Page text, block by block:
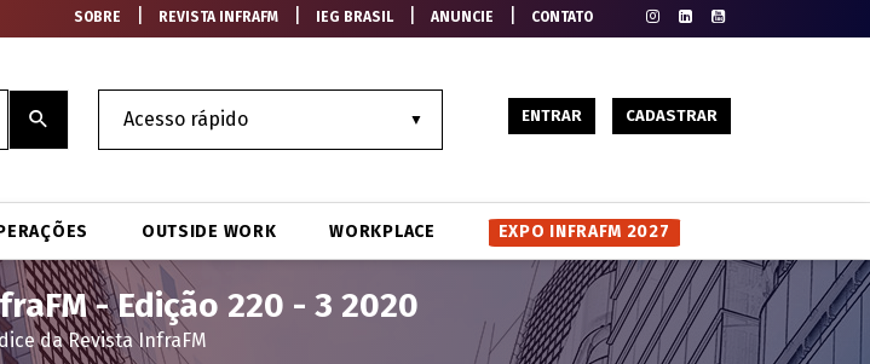
SOBRE REVISTA INFRAFM IEG BRASIL|ANUNCIE CONTATO
ENTRAR CADASTRAR
OUTSIDE WORK WORKPLACE EXPO INFRAFM 2027
- Edição 220 - 3 2020
da Revista InfraFM